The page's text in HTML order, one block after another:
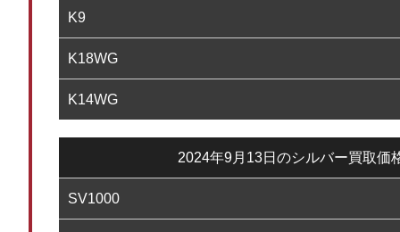
K9
K18WG
K14WG
2024年9月13日のシルバー買取価
SV1000